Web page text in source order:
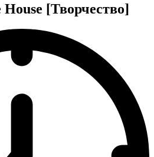
[Творчество]